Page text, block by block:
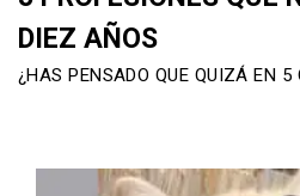
DIEZ AÑOS
¿HAS PENSADO QUE QUIZÁ EN